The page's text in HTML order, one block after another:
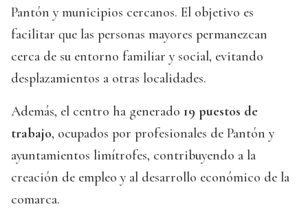
Pantón y municipios cercanos. El objetivo es
facilitar que las personas mayores permanezcan
cerca de su entorno familiar y social, evitando
desplazamientos a otras localidades.
Además, el centro ha generado 19 puestos de
trabajo, ocupados por profesionales de Pantón y
ayuntamientos limítrofes, contribuyendo a la
creación de empleo y al desarrollo económico de la
comarca.